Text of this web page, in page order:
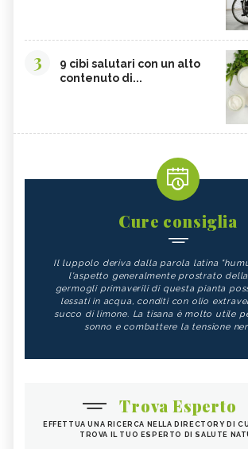
3
9 cibi salutari con un alto
contenuto di...
Cure consiglia
Il luppolo deriva dalla parola latina
l'aspetto generalmente prostrato
germogli primaverili di questa pianta
lessati in acqua, conditi con olio
succo di limone. La tisana è molto utile
sonno e combattere la tensione
Trova Esperto
EFFETTUA UNA RICERCA NELLA DIRECTORY DI
TROVA IL TUO ESPERTO DI SALUTE